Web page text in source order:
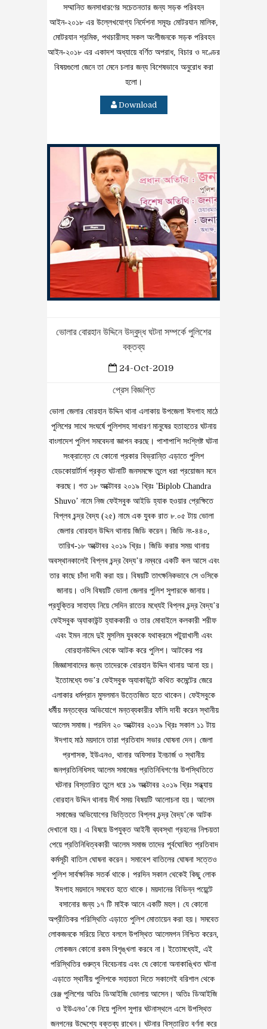
সম্মানিত জনসাধারণের সচেতনতার জন্য সড়ক পরিবহন
আইন-২০১৮ এর উল্লেখযোগ্য নির্দেশনা সমূহঃ মোটরযান মালিক,
মোটরযান শ্রমিক, পথচারীসহ সকল অংশীজনকে সড়ক পরিবহন
আইন-২০১৮ এর একাদশ অধ্যায়ে বর্ণিত অপরাধ, বিচার ও দণ্ডের
বিষয়গুলো জেনে তা মেনে চলার জন্য বিশেষভাবে অনুরোধ করা
হলো।
Download
ভোলার বোরহান উদ্দিনে উদ্বুদ্ধ ঘটনা সম্পর্কে পুলিশের
বক্তব্য
24-Oct-2019
প্রেস বিজ্ঞপ্তি
ভোলা জেলার বোরহান উদ্দিন থানা এলাকায় উপজেলা ঈদগাহ মাঠে
পুলিশের সাথে সংঘর্ষে পুলিশসহ সাধারণ মানুষের হতাহতের ঘটনায়
বাংলাদেশ পুলিশ সমবেদনা জ্ঞাপন করছে। পাশাপাশি সংশ্লিষ্ট ঘটনা
সংক্রান্তে যে কোনো প্রকার বিভ্রান্তি এড়াতে পুলিশ
হেডকোয়ার্টার্স প্রকৃত ঘটনাটি জনসমক্ষে তুলে ধরা প্রয়োজন মনে
করছে। গত ১৮ অক্টোবর ২০১৯ খ্রিঃ 'Biplob Chandra
Shuvo’ নামে নিজ ফেইসবুক আইডি হ্যাক হওয়ার প্রেক্ষিতে
বিপ্লব চন্দ্র বৈদ্য (২৫) নামে এক যুবক রাত ৮.০৫ টায় ভোলা
জেলার বোরহান উদ্দিন থানায় জিডি করেন। জিডি নং-৪৪০,
তারিখ-১৮ অক্টোবর ২০১৯ খ্রিঃ। জিডি করার সময় থানায়
অবস্থানকালেই বিপ্লব চন্দ্র বৈদ্য’র নম্বরে একটি কল আসে এবং
তার কাছে চাঁদা দাবী করা হয়। বিষয়টি তাৎক্ষনিকভাবে সে ওসিকে
জানায়। ওসি বিষয়টি ভোলা জেলার পুলিশ সুপারকে জানায়।
প্রযুক্তির সাহায্য নিয়ে সেদিন রাতের মধ্যেই বিপ্লব চন্দ্র বৈদ্য’র
ফেইসবুক অ্যাকাউন্ট হ্যাককারী ও তার মোবাইলে কলকারী শরীফ
এবং ইমন নামে দুই মুসলিম যুবককে যথাক্রমে পটুয়াখালী এবং
বোরহানউদ্দিন থেকে আটক করে পুলিশ। আটকের পর
জিজ্ঞাসাবাদের জন্য তাদেরকে বোরহান উদ্দিন থানায় আনা হয়।
ইতোমধ্যে শুভ’র ফেইসবুক অ্যাকাউন্টে কথিত কমেন্টের জেরে
এলাকার ধর্মপ্রান মুসলমান উত্তেজিত হতে থাকেন। ফেইসবুকে
ধর্মীয় মন্তব্যের অভিযোগে মন্তব্যকারীর ফাঁসি দাবী করেন স্থানীয়
আলেম সমাজ। পরদিন ২০ অক্টোবর ২০১৯ খ্রিঃ সকাল ১১ টায়
ঈদগাহ মাঠ ময়দানে তারা প্রতিবাদ সভার ঘোষনা দেন। জেলা
প্রশাসক, ইউএনও, থানার অফিসার ইনচার্জ ও স্থানীয়
জনপ্রতিনিধিসহ আলেম সমাজের প্রতিনিধিগণের উপস্থিতিতে
ঘটনার বিস্তারিত তুলে ধরে ১৯ অক্টোবর ২০১৯ খ্রিঃ সন্ধ্যায়
বোরহান উদ্দিন থানায় দীর্ঘ সময় বিষয়টি আলোচনা হয়। আলেম
সমাজের অভিযোগের ভিত্তিতে বিপ্লব চন্দ্র বৈদ্য’কে আটক
দেখানো হয়। এ বিষয়ে উপযুক্ত আইনী ব্যবস্থা গ্রহনের নিশ্চয়তা
পেয়ে প্রতিনিধিত্বকারী আলেম সমাজ তাদের পূর্বঘোষিত প্রতিবাদ
কর্মসূচী বাতিল ঘোষনা করেন। সমাবেশ বাতিলের ঘোষনা সত্তেও
পুলিশ সার্বক্ষনিক সতর্ক থাকে। পরদিন সকাল থেকেই কিছু লোক
ঈদগাহ ময়দানে সমবেত হতে থাকে। ময়দানের বিভিন্ন পয়েন্টে
বসানোর জন্য ১৭ টি মাইক আনে একটি মহল। যে কোনো
অপ্রীতিকর পরিস্থিতি এড়াতে পুলিশ মোতায়েন করা হয়। সমবেত
লোকজনকে সরিয়ে নিতে বললে উপস্থিত আলেমগন নিশ্চিত করেন,
লোকজন কোনো রকম বিশৃঙ্খলা করবে না। ইতোমধ্যেই, এই
পরিস্থিতির গুরুত্ব বিবেচনায় এবং যে কোনো অনাকাঙ্খিত ঘটনা
এড়াতে স্থানীয় পুলিশকে সহায়তা দিতে সকালেই বরিশাল থেকে
রেঞ্জ পুলিশের অতিঃ ডিআইজি ভোলায় আসেন। অতিঃ ডিআইজি
ও ইউএনও’কে নিয়ে পুলিশ সুপার ঘটনাস্থলে এসে উপস্থিত
জনগনের উদ্দেশ্যে বক্তব্য রাখেন। ঘটনার বিস্তারিত বর্ণনা করে